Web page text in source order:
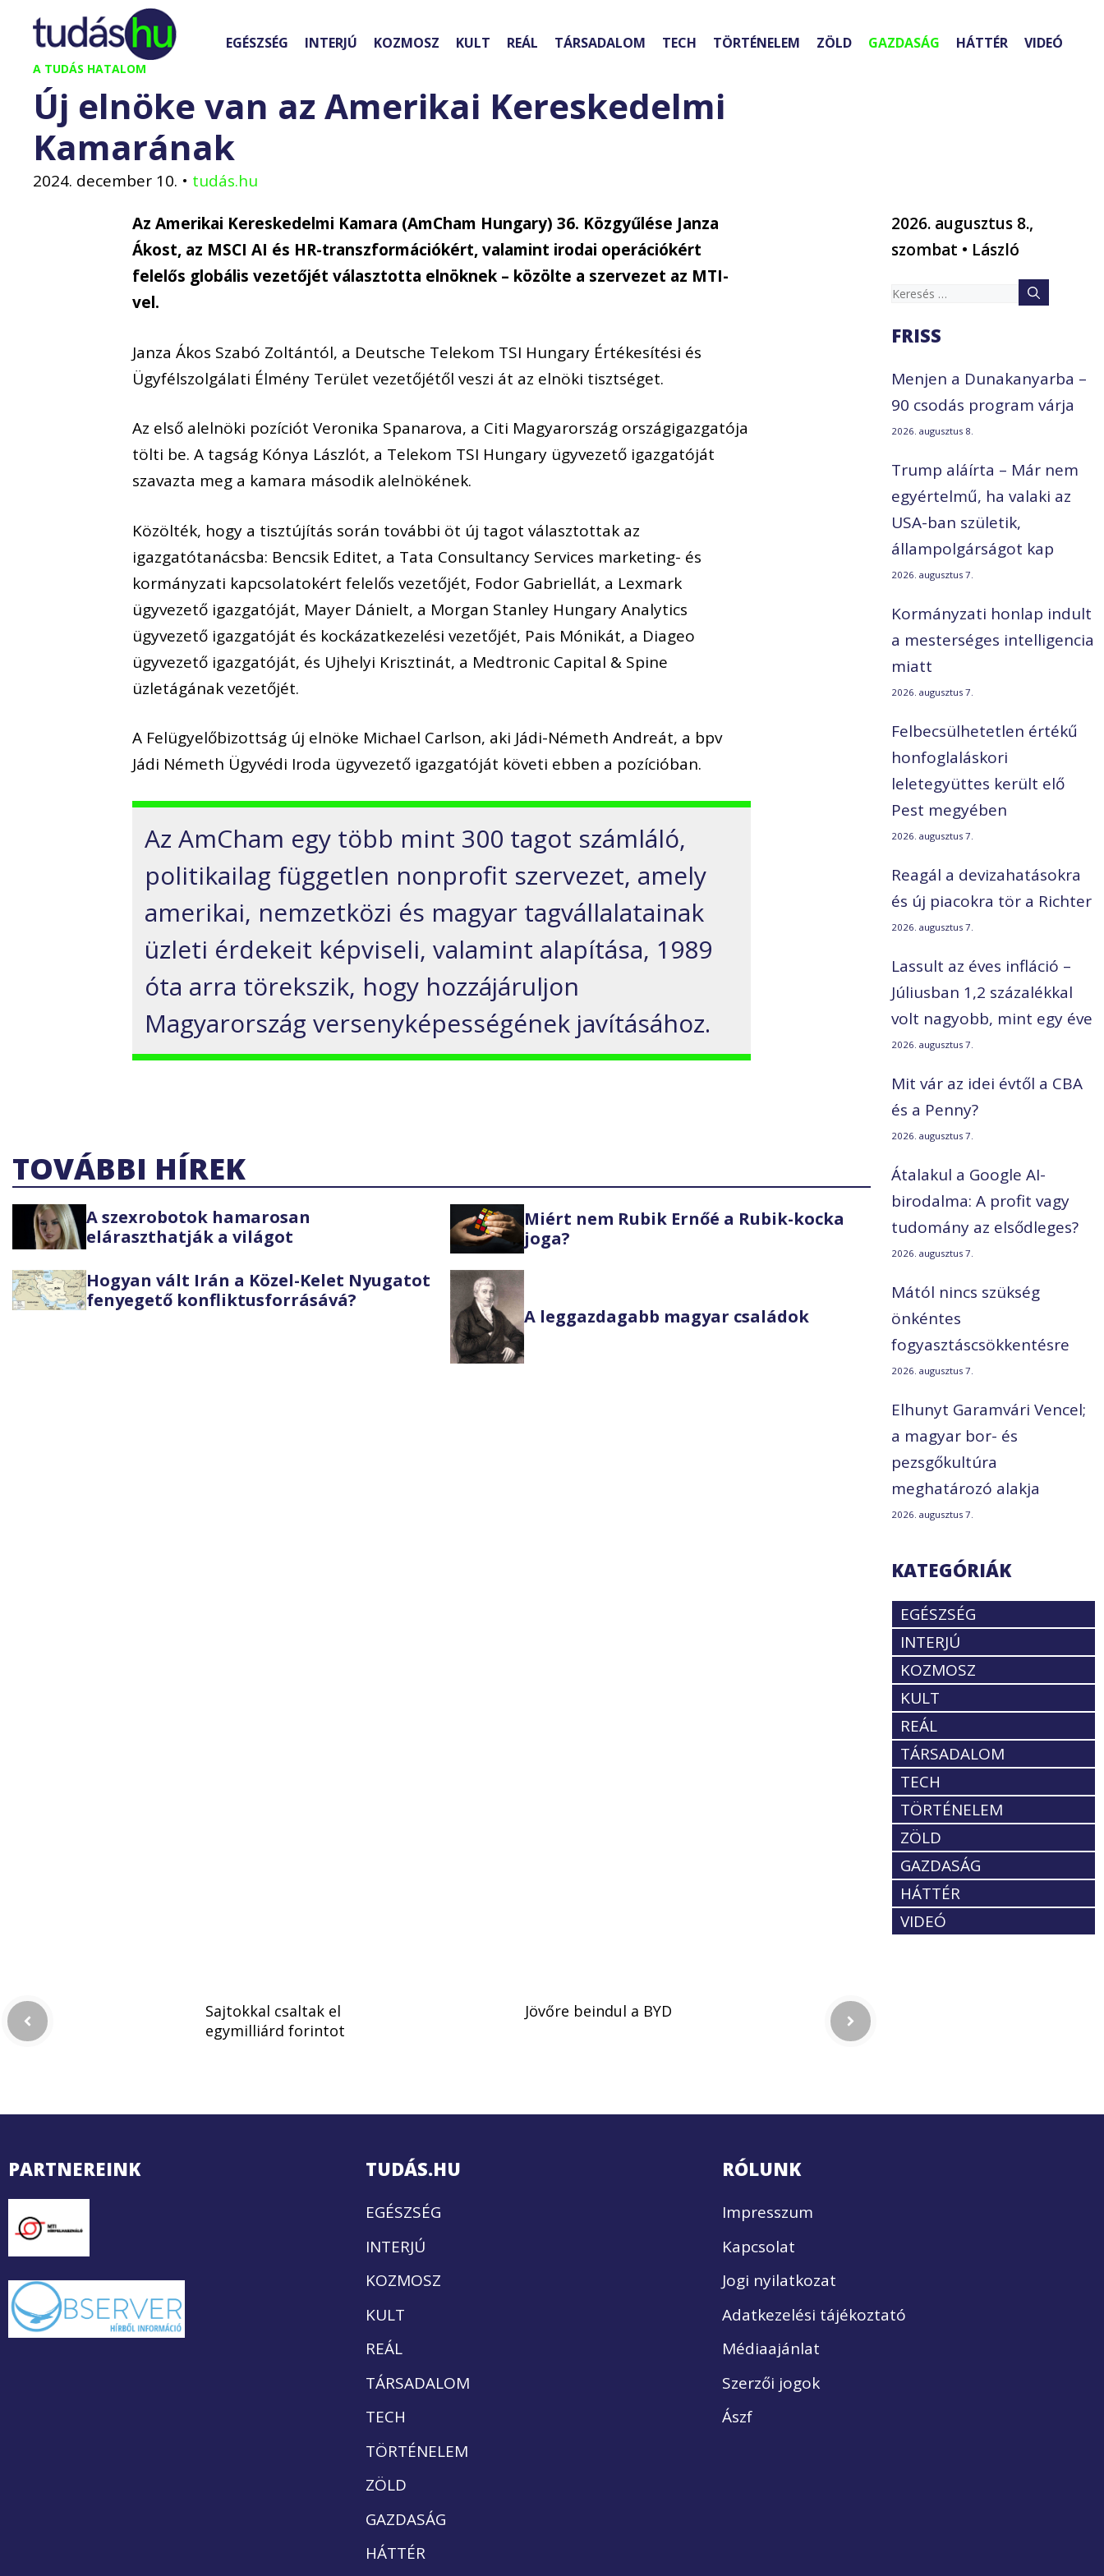
Kilépés
tartalomba
A TUDÁS HATALOM
EGÉSZSÉG INTERJÚ KOZMOSZ KULT REÁL TÁRSADALOM TECH TÖRTÉNELEM ZÖLD GAZDASÁG HÁTTÉR VIDEÓ
Új elnöke van az Amerikai Kereskedelmi
Kamarának
2024. december 10. • tudás.hu
Az Amerikai Kereskedelmi Kamara (AmCham Hungary) 36. Közgyűlése Janza
Ákost, az MSCI AI és HR-transzformációkért, valamint irodai operációkért
felelős globális vezetőjét választotta elnöknek – közölte a szervezet az MTI-
vel.
Janza Ákos Szabó Zoltántól, a Deutsche Telekom TSI Hungary Értékesítési és
Ügyfélszolgálati Élmény Terület vezetőjétől veszi át az elnöki tisztséget.
Az első alelnöki pozíciót Veronika Spanarova, a Citi Magyarország országigazgatója
tölti be. A tagság Kónya Lászlót, a Telekom TSI Hungary ügyvezető igazgatóját
szavazta meg a kamara második alelnökének.
Közölték, hogy a tisztújítás során további öt új tagot választottak az
igazgatótanácsba: Bencsik Editet, a Tata Consultancy Services marketing- és
kormányzati kapcsolatokért felelős vezetőjét, Fodor Gabriellát, a Lexmark
ügyvezető igazgatóját, Mayer Dánielt, a Morgan Stanley Hungary Analytics
ügyvezető igazgatóját és kockázatkezelési vezetőjét, Pais Mónikát, a Diageo
ügyvezető igazgatóját, és Ujhelyi Krisztinát, a Medtronic Capital & Spine
üzletágának vezetőjét.
A Felügyelőbizottság új elnöke Michael Carlson, aki Jádi-Németh Andreát, a bpv
Jádi Németh Ügyvédi Iroda ügyvezető igazgatóját követi ebben a pozícióban.
Az AmCham egy több mint 300 tagot számláló,
politikailag független nonprofit szervezet, amely
amerikai, nemzetközi és magyar tagvállalatainak
üzleti érdekeit képviseli, valamint alapítása, 1989
óta arra törekszik, hogy hozzájáruljon
Magyarország versenyképességének javításához.
TOVÁBBI HÍREK
A szexrobotok hamarosan
eláraszthatják a világot
Miért nem Rubik Ernőé a Rubik-kocka
joga?
Hogyan vált Irán a Közel-Kelet Nyugatot
fenyegető konfliktusforrásává?
A leggazdagabb magyar családok
2026. augusztus 8.,
szombat • László
Keresés:
FRISS
Menjen a Dunakanyarba –
90 csodás program várja
2026. augusztus 8.
Trump aláírta – Már nem
egyértelmű, ha valaki az
USA-ban születik,
állampolgárságot kap
2026. augusztus 7.
Kormányzati honlap indult
a mesterséges intelligencia
miatt
2026. augusztus 7.
Felbecsülhetetlen értékű
honfoglaláskori
leletegyüttes került elő
Pest megyében
2026. augusztus 7.
Reagál a devizahatásokra
és új piacokra tör a Richter
2026. augusztus 7.
Lassult az éves infláció –
Júliusban 1,2 százalékkal
volt nagyobb, mint egy éve
2026. augusztus 7.
Mit vár az idei évtől a CBA
és a Penny?
2026. augusztus 7.
Átalakul a Google AI-
birodalma: A profit vagy
tudomány az elsődleges?
2026. augusztus 7.
Mától nincs szükség
önkéntes
fogyasztáscsökkentésre
2026. augusztus 7.
Elhunyt Garamvári Vencel;
a magyar bor- és
pezsgőkultúra
meghatározó alakja
2026. augusztus 7.
KATEGÓRIÁK
EGÉSZSÉG
INTERJÚ
KOZMOSZ
KULT
REÁL
TÁRSADALOM
TECH
TÖRTÉNELEM
ZÖLD
GAZDASÁG
HÁTTÉR
VIDEÓ
Sajtokkal csaltak el
egymilliárd forintot
Jövőre beindul a BYD
PARTNEREINK TUDÁS.HU
EGÉSZSÉG
INTERJÚ
KOZMOSZ
KULT
REÁL
TÁRSADALOM
TECH
TÖRTÉNELEM
ZÖLD
GAZDASÁG
HÁTTÉR
RÓLUNK
Impresszum
Kapcsolat
Jogi nyilatkozat
Adatkezelési tájékoztató
Médiaajánlat
Szerzői jogok
Ászf